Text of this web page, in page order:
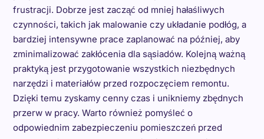
frustracji. Dobrze jest zacząć od mniej hałaśliwych
czynności, takich jak malowanie czy układanie podłóg, a
bardziej intensywne prace zaplanować na później, aby
zminimalizować zakłócenia dla sąsiadów. Kolejną ważną
praktyką jest przygotowanie wszystkich niezbędnych
narzędzi i materiałów przed rozpoczęciem remontu.
Dzięki temu zyskamy cenny czas i unikniemy zbędnych
przerw w pracy. Warto również pomyśleć o
odpowiednim zabezpieczeniu pomieszczeń przed